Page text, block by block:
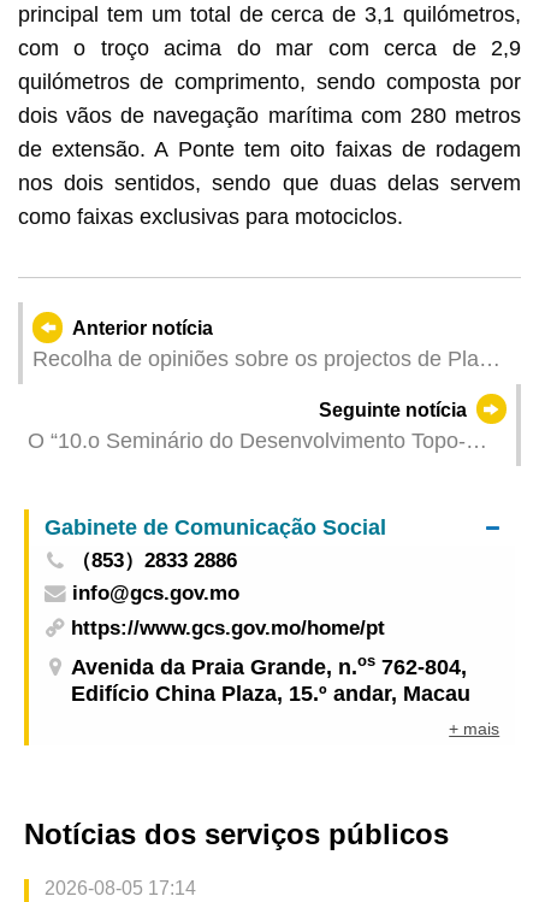
principal tem um total de cerca de 3,1 quilómetros,
com o troço acima do mar com cerca de 2,9
quilómetros de comprimento, sendo composta por
dois vãos de navegação marítima com 280 metros
de extensão. A Ponte tem oito faixas de rodagem
nos dois sentidos, sendo que duas delas servem
como faixas exclusivas para motociclos.
Anterior notícia
Recolha de opiniões sobre os projectos de Planta
Seguinte notícia
O “10.o Seminário do Desenvolvimento Topo-
tecnologias topo-cartográficas e de informações
geográficas
Gabinete de Comunicação Social
（853）2833 2886
info@gcs.gov.mo
https://www.gcs.gov.mo/home/pt
Avenida da Praia Grande, n.os 762-804,
Edifício China Plaza, 15.º andar, Macau
+ mais
Notícias dos serviços públicos
2026-08-05 17:14